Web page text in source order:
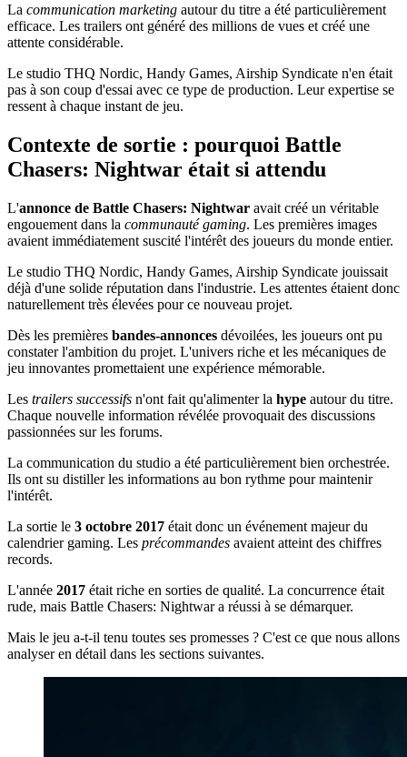
La communication marketing autour du titre a été particulièrement
efficace. Les trailers ont généré des millions de vues et créé une
attente considérable.
Le studio THQ Nordic, Handy Games, Airship Syndicate n'en était
pas à son coup d'essai avec ce type de production. Leur expertise se
ressent à chaque instant de jeu.
Contexte de sortie : pourquoi Battle
Chasers: Nightwar était si attendu
L'annonce de Battle Chasers: Nightwar avait créé un véritable
engouement dans la communauté gaming. Les premières images
avaient immédiatement suscité l'intérêt des joueurs du monde entier.
Le studio THQ Nordic, Handy Games, Airship Syndicate jouissait
déjà d'une solide réputation dans l'industrie. Les attentes étaient donc
naturellement très élevées pour ce nouveau projet.
Dès les premières bandes-annonces dévoilées, les joueurs ont pu
constater l'ambition du projet. L'univers riche et les mécaniques de
jeu innovantes promettaient une expérience mémorable.
Les trailers successifs n'ont fait qu'alimenter la hype autour du titre.
Chaque nouvelle information révélée provoquait des discussions
passionnées sur les forums.
La communication du studio a été particulièrement bien orchestrée.
Ils ont su distiller les informations au bon rythme pour maintenir
l'intérêt.
La sortie le 3 octobre 2017 était donc un événement majeur du
calendrier gaming. Les précommandes avaient atteint des chiffres
records.
L'année 2017 était riche en sorties de qualité. La concurrence était
rude, mais Battle Chasers: Nightwar a réussi à se démarquer.
Mais le jeu a-t-il tenu toutes ses promesses ? C'est ce que nous allons
analyser en détail dans les sections suivantes.